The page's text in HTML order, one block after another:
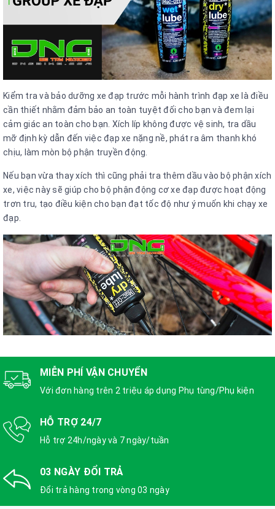
Kiểm tra và bảo dưỡng xe đạp trước mỗi hành trình đạp xe là điều
cần thiết nhằm đảm bảo an toàn tuyệt đối cho bạn và đem lại
cảm giác an toàn cho bạn. Xích líp không được vệ sinh, tra dầu
mỡ định kỳ dẫn đến việc đạp xe nặng nề, phát ra âm thanh khó
chịu, làm mòn bộ phận truyền động.
Nếu bạn vừa thay xích thì cũng phải tra thêm dầu vào bộ phận xích
xe, việc này sẽ giúp cho bộ phận động cơ xe đạp được hoạt động
trơn tru, tạo điều kiện cho bạn đạt tốc độ như ý muốn khi chạy xe
đạp.
MIỄN PHÍ VẬN CHUYỂN
Với đơn hàng trên 2 triệu áp dụng Phụ tùng/Phụ kiện
HỖ TRỢ 24/7
Hỗ trợ 24h/ngày và 7 ngày/tuần
03 NGÀY ĐỔI TRẢ
Đổi trả hàng trong vòng 03 ngày